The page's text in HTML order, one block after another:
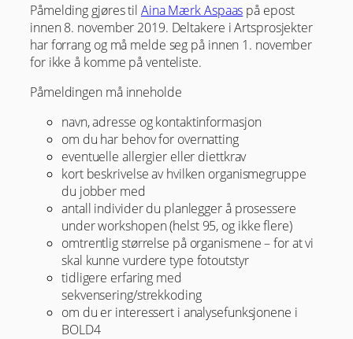
Påmelding gjøres til Aina Mærk Aspaas på epost
innen 8. november 2019. Deltakere i Artsprosjekter
har forrang og må melde seg på innen 1. november
for ikke å komme på venteliste.
Påmeldingen må inneholde
navn, adresse og kontaktinformasjon
om du har behov for overnatting
eventuelle allergier eller diettkrav
kort beskrivelse av hvilken organismegruppe
du jobber med
antall individer du planlegger å prosessere
under workshopen (helst 95, og ikke flere)
omtrentlig størrelse på organismene – for at vi
skal kunne vurdere type fotoutstyr
tidligere erfaring med
sekvensering/strekkoding
om du er interessert i analysefunksjonene i
BOLD4